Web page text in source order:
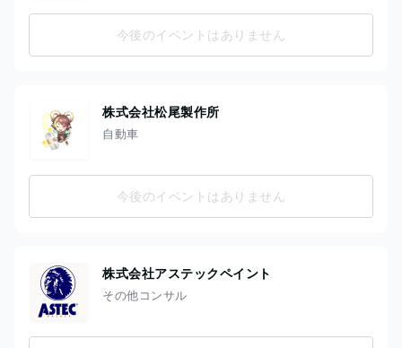
今後のイベントはありません
株式会社松尾製作所
自動車
今後のイベントはありません
株式会社アステックペイント
その他コンサル